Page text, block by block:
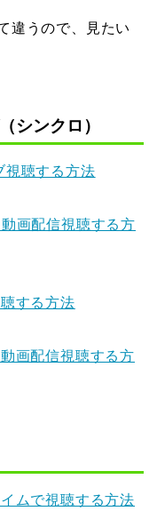
違うので、見たい
シンクロ）
視聴する方法
画配信視聴する方
する方法
画配信視聴する方
ムで視聴する方法